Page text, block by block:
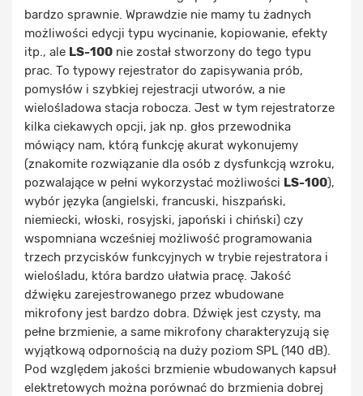
bardzo sprawnie. Wprawdzie nie mamy tu żadnych
możliwości edycji typu wycinanie, kopiowanie, efekty
itp., ale LS-100 nie został stworzony do tego typu
prac. To typowy rejestrator do zapisywania prób,
pomysłów i szybkiej rejestracji utworów, a nie
wielośladowa stacja robocza. Jest w tym rejestratorze
kilka ciekawych opcji, jak np. głos przewodnika
mówiący nam, którą funkcję akurat wykonujemy
(znakomite rozwiązanie dla osób z dysfunkcją wzroku,
pozwalające w pełni wykorzystać możliwości LS-100),
wybór języka (angielski, francuski, hiszpański,
niemiecki, włoski, rosyjski, japoński i chiński) czy
wspomniana wcześniej możliwość programowania
trzech przycisków funkcyjnych w trybie rejestratora i
wielośladu, która bardzo ułatwia pracę. Jakość
dźwięku zarejestrowanego przez wbudowane
mikrofony jest bardzo dobra. Dźwięk jest czysty, ma
pełne brzmienie, a same mikrofony charakteryzują się
wyjątkową odpornością na duży poziom SPL (140 dB).
Pod względem jakości brzmienie wbudowanych kapsuł
elektretowych można porównać do brzmienia dobrej